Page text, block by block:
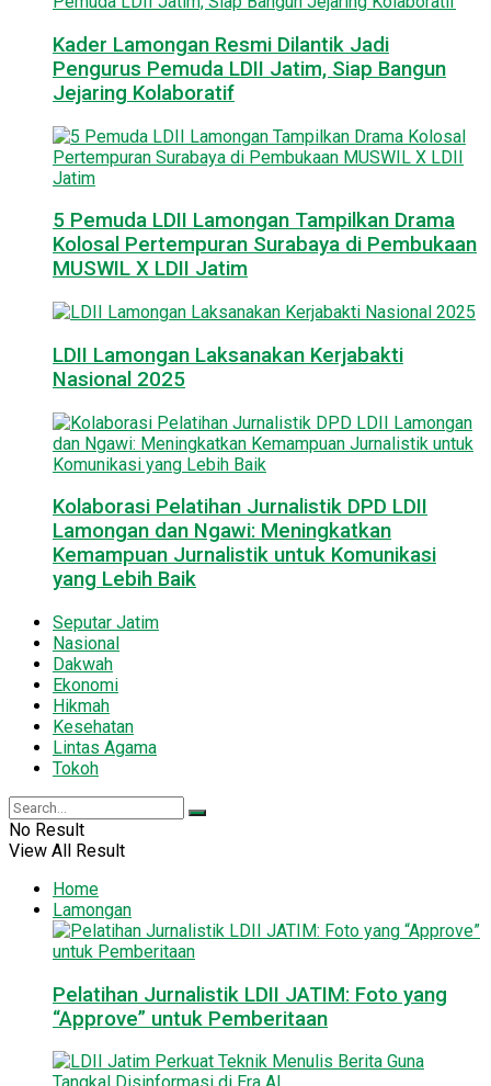
Kader Lamongan Resmi Dilantik Jadi
Pengurus Pemuda LDII Jatim, Siap Bangun
Jejaring Kolaboratif
5 Pemuda LDII Lamongan Tampilkan Drama
Kolosal Pertempuran Surabaya di Pembukaan
MUSWIL X LDII Jatim
LDII Lamongan Laksanakan Kerjabakti
Nasional 2025
Kolaborasi Pelatihan Jurnalistik DPD LDII
Lamongan dan Ngawi: Meningkatkan
Kemampuan Jurnalistik untuk Komunikasi
yang Lebih Baik
Seputar Jatim
Nasional
Dakwah
Ekonomi
Hikmah
Kesehatan
Lintas Agama
Tokoh
No Result
View All Result
Home
Lamongan
Pelatihan Jurnalistik LDII JATIM: Foto yang
“Approve” untuk Pemberitaan